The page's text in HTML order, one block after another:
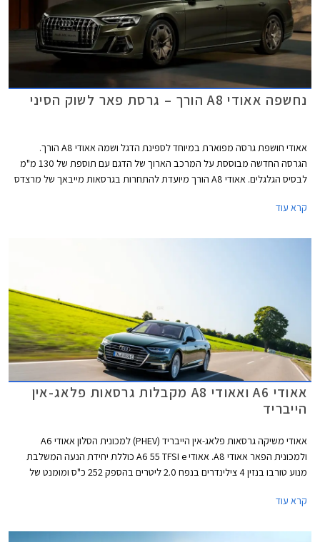
נחשפה אאודי A8 הורך – גרסת פאר לשוק הסיני
אאודי חושפת גרסה מפוארת במיוחד לספינת הדגל ושמה אאודי A8 הורך.
הגרסה החדשה מבוססת על המרכב הארוך של הדגם עם תוספת של 130 מ"מ
לבסיס הגלגלים. אאודי A8 הורך מיועדת להתחרות בגרסאות מייבאך של מרצדס
את החברה בשנת 1,910.
קרא עוד
אאודי A6 ואאודי A8 מקבלות גרסאות פלאג-אין
הייבריד
אאודי משיקה גרסאות פלאג-אין הייבריד (PHEV) למכונית הסלון אאודי A6
ולמכונית הפאר אאודי A8. אאודי A6 55 TFSI e כוללת יחידת הנעה המשלבת
מנוע טורבו בנזין 4 צילינדרים בנפח 2.0 ליטרים בהספק 252 כ"ס ומומנט של
מוגבלת ל- 250 קמ"ש. טווח הנסיעה החשמלי בגרסה זו עומד על 53 ק"מ
קרא עוד